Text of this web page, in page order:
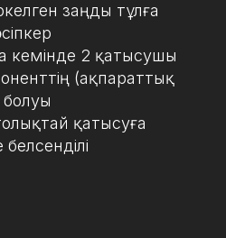
заңды тұлға
2 қатысушы
(ақпараттық
болуы
қатысуға